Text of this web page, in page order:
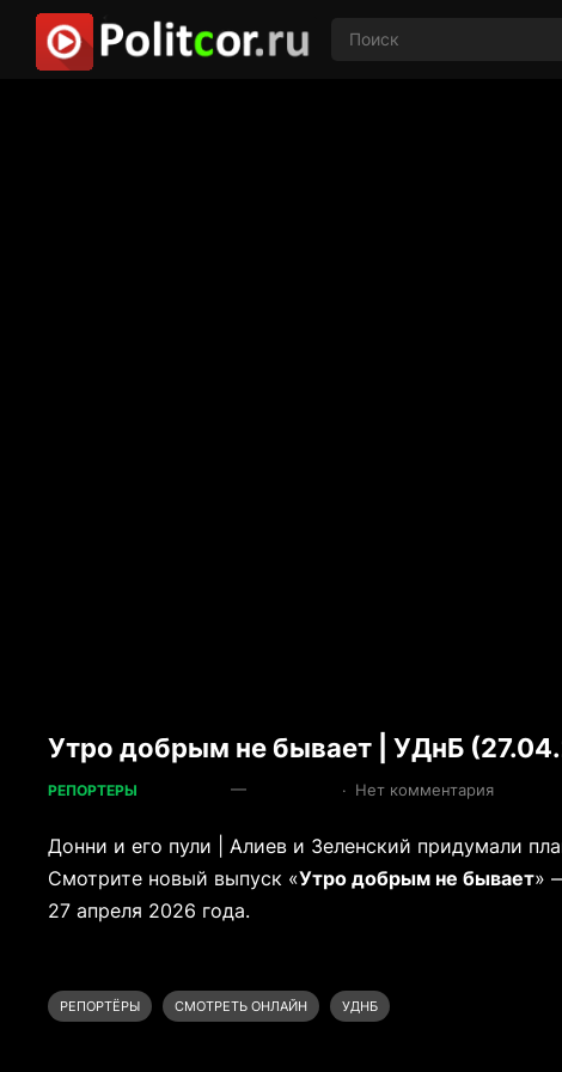
Утро добрым не бывает | УДнБ
РЕПОРТЕРЫ — · Нет комментария
Донни и его пули | Алиев и Зеленский придумали
Смотрите новый выпуск «Утро добрым не бывает»
27 апреля 2026 года.
РЕПОРТЁРЫ СМОТРЕТЬ ОНЛАЙН УДНБ